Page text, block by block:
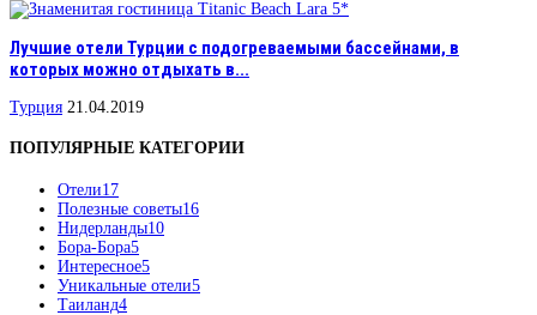
Лучшие отели Турции с подогреваемыми бассейнами, в
которых можно отдыхать в...
Турция 21.04.2019
ПОПУЛЯРНЫЕ КАТЕГОРИИ
Отели17
Полезные советы16
Нидерланды10
Бора-Бора5
Интересное5
Уникальные отели5
Таиланд4